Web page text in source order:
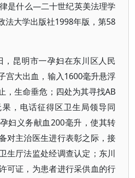
是什么—二十世纪英美法理学
法大学出版社1998年版，第58
，昆明市一孕妇在东川区人民
宫大出血，输入1600毫升悬浮
，生命垂危；四处为其寻找AB
，电话征得区卫生局领导同
妇义务献血200毫升，使其转
对主治医生进行表彰之际，接
生厅法监处经调查认定；东川
可证，为患者进行采供血的行